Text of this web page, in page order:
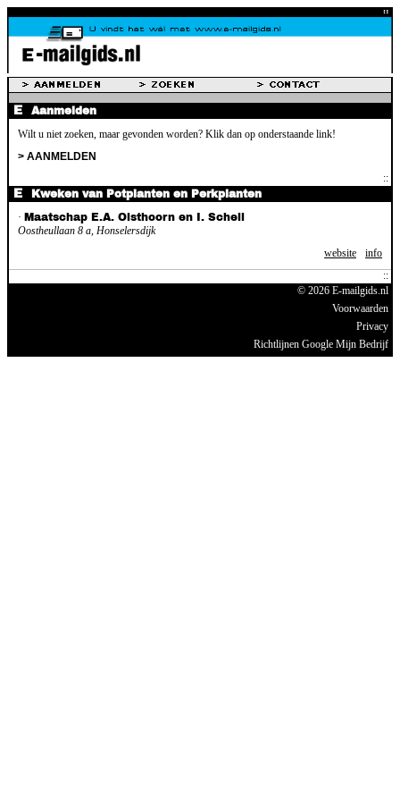
Aanmelden
Wilt u niet zoeken, maar gevonden worden? Klik dan op onderstaande link!
> AANMELDEN
Kweken van Potplanten en Perkplanten
· Maatschap E.A. Olsthoorn en I. Schell
Oostheullaan 8 a, Honselersdijk
website
info
© 2026 E-mailgids.nl
Voorwaarden
Privacy
Richtlijnen Google Mijn Bedrijf